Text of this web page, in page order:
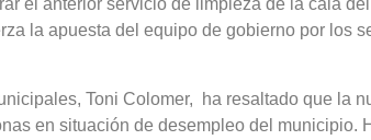
el anterior servicio de limpieza de la cala
la apuesta del equipo de gobierno por los
Toni Colomer, ha resaltado que
en situación de desempleo del